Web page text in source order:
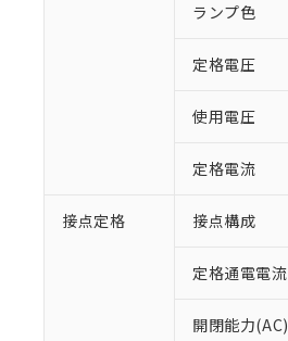
ランプ色
定格電圧
使用電圧
定格電流
接点定格 接点構成
定格通電電流
開閉能力(AC)